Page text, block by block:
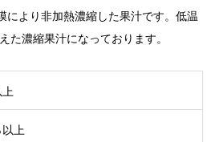
により非加熱濃縮した果汁です。低温
た濃縮果汁になっております。
上